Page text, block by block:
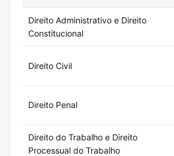
Direito Administrativo e Direito
Constitucional
Direito Civil
Direito Penal
Direito do Trabalho e Direito
Processual do Trabalho